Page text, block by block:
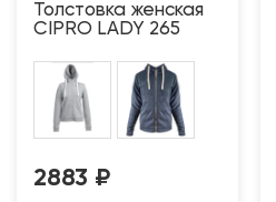
Толстовка женская
CIPRO LADY 265
2883 ₽